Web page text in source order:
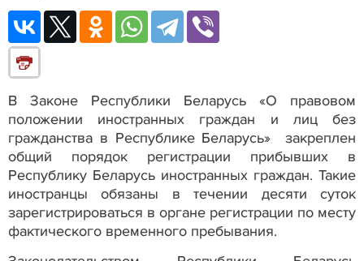
В Законе Республики Беларусь «О правовом
положении иностранных граждан и лиц без
гражданства в Республике Беларусь» закреплен
общий порядок регистрации прибывших в
Республику Беларусь иностранных граждан. Такие
иностранцы обязаны в течении десяти суток
зарегистрироваться в органе регистрации по месту
фактического временного пребывания.